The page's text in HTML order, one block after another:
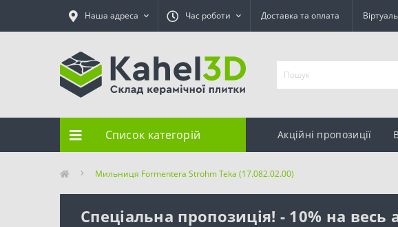
Наша адреса Час роботи Доставка та оплата
Список категорій Акційні пропозиції
Мильниця Formentera Strohm Teka (17.082.02.00)
Спеціальна пропозиція! - 10% на весь